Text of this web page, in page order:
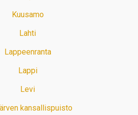
Kuusamo
Lahti
Lappeenranta
Lappi
Levi
kansallispuisto